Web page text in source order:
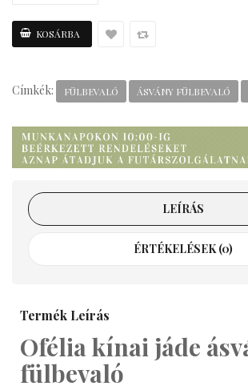
Címkék: FÜLBEVALÓ ÁSVÁNY FÜLBEVALÓ
LEÍRÁS
ÉRTÉKELÉSEK (0)
Termék Leírás
Ofélia kínai jáde
fülbevaló